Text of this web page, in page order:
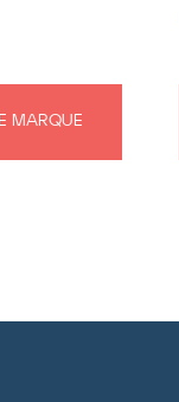
MARQUE